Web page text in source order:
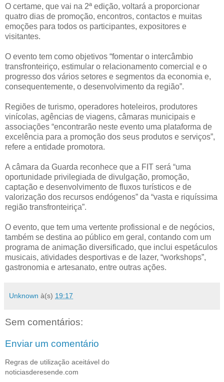
O certame, que vai na 2ª edição, voltará a proporcionar
quatro dias de promoção, encontros, contactos e muitas
emoções para todos os participantes, expositores e
visitantes.
O evento tem como objetivos “fomentar o intercâmbio
transfronteiriço, estimular o relacionamento comercial e o
progresso dos vários setores e segmentos da economia e,
consequentemente, o desenvolvimento da região”.
Regiões de turismo, operadores hoteleiros, produtores
vinícolas, agências de viagens, câmaras municipais e
associações “encontrarão neste evento uma plataforma de
excelência para a promoção dos seus produtos e serviços”,
refere a entidade promotora.
A câmara da Guarda reconhece que a FIT será “uma
oportunidade privilegiada de divulgação, promoção,
captação e desenvolvimento de fluxos turísticos e de
valorização dos recursos endógenos” da “vasta e riquíssima
região transfronteiriça”.
O evento, que tem uma vertente profissional e de negócios,
também se destina ao público em geral, contando com um
programa de animação diversificado, que inclui espetáculos
musicais, atividades desportivas e de lazer, “workshops”,
gastronomia e artesanato, entre outras ações.
Unknown à(s) 19:17
Sem comentários:
Enviar um comentário
Regras de utilização aceitável do
noticiasderesende.com